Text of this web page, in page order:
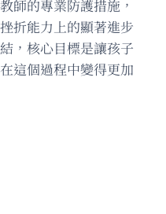
師的專業防護措施，
折能力上的顯著進步
，核心目標是讓孩子
這個過程中變得更加